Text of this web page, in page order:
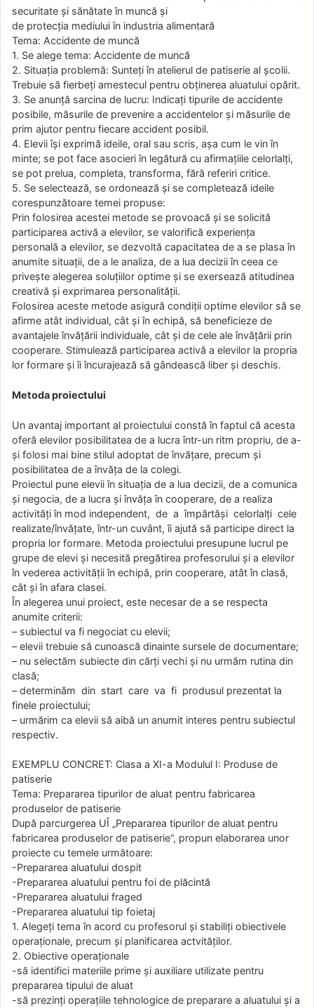
securitate şi sănătate în muncă şi
de protecţia mediului în industria alimentară
Tema: Accidente de muncă
1. Se alege tema: Accidente de muncă
2. Situaţia problemă: Sunteţi în atelierul de patiserie al şcolii.
Trebuie să fierbeți amestecul pentru obținerea aluatului opărit.
3. Se anunţă sarcina de lucru: Indicaţi tipurile de accidente
posibile, măsurile de prevenire a accidentelor şi măsurile de
prim ajutor pentru fiecare accident posibil.
4. Elevii îşi exprimă ideile, oral sau scris, aşa cum le vin în
minte; se pot face asocieri în legătură cu afirmaţiile celorlalţi,
se pot prelua, completa, transforma, fără referiri critice.
5. Se selectează, se ordonează şi se completează ideile
corespunzătoare temei propuse:
Prin folosirea acestei metode se provoacă şi se solicită
participarea activă a elevilor, se valorifică experienţa
personală a elevilor, se dezvoltă capacitatea de a se plasa în
anumite situaţii, de a le analiza, de a lua decizii în ceea ce
priveşte alegerea soluţiilor optime şi se exersează atitudinea
creativă şi exprimarea personalităţii.
Folosirea aceste metode asigură condiţii optime elevilor să se
afirme atât individual, cât şi în echipă, să beneficieze de
avantajele învăţării individuale, cât şi de cele ale învăţării prin
cooperare. Stimulează participarea activă a elevilor la propria
lor formare şi îi încurajează să gândească liber şi deschis.
Metoda proiectului
Un avantaj important al proiectului constă în faptul că acesta
oferă elevilor posibilitatea de a lucra într-un ritm propriu, de a-
și folosi mai bine stilul adoptat de învățare, precum și
posibilitatea de a învăța de la colegi.
Proiectul pune elevii în situația de a lua decizii, de a comunica
și negocia, de a lucra și învăța în cooperare, de a realiza
activități în mod independent, de a împărtăși celorlalți cele
realizate/învățate, într-un cuvânt, îi ajută să participe direct la
propria lor formare. Metoda proiectului presupune lucrul pe
grupe de elevi și necesită pregătirea profesorului și a elevilor
în vederea activității în echipă, prin cooperare, atât în clasă,
cât și în afara clasei.
În alegerea unui proiect, este necesar de a se respecta
anumite criterii:
– subiectul va fi negociat cu elevii;
– elevii trebuie să cunoască dinainte sursele de documentare;
– nu selectăm subiecte din cărți vechi și nu urmăm rutina din
clasă;
– determinăm din start care va fi produsul prezentat la
finele proiectului;
– urmărim ca elevii să aibă un anumit interes pentru subiectul
respectiv.
EXEMPLU CONCRET: Clasa a XI-a Modulul I: Produse de
patiserie
Tema: Prepararea tipurilor de aluat pentru fabricarea
produselor de patiserie
După parcurgerea UÎ „Prepararea tipurilor de aluat pentru
fabricarea produselor de patiserie“, propun elaborarea unor
proiecte cu temele următoare:
-Prepararea aluatului dospit
-Prepararea aluatului pentru foi de plăcintă
-Prepararea aluatului fraged
-Prepararea aluatului tip foietaj
1. Alegeţi tema în acord cu profesorul şi stabiliţi obiectivele
operaţionale, precum şi planificarea actvităţilor.
2. Obiective operaţionale
-să identifici materiile prime şi auxiliare utilizate pentru
prepararea tipului de aluat
-să prezinţi operaţiile tehnologice de preparare a aluatului şi a